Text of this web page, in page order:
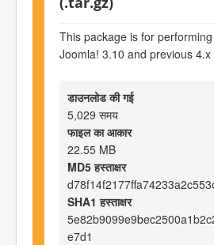
This package is for
Joomla! 3.10 and previous
डाउनलोड की गई
5,029 समय
फाइल का आकार
22.55 MB
MD5 हस्ताक्षर
SHA1 हस्ताक्षर
e7d1